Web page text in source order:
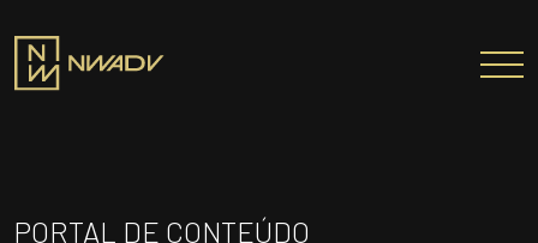
PORTAL DE CONTEÚDO